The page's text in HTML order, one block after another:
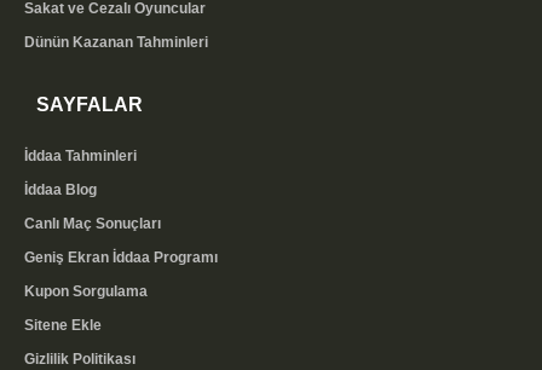
Sakat ve Cezalı Oyuncular
Dünün Kazanan Tahminleri
SAYFALAR
İddaa Tahminleri
İddaa Blog
Canlı Maç Sonuçları
Geniş Ekran İddaa Programı
Kupon Sorgulama
Sitene Ekle
Gizlilik Politikası